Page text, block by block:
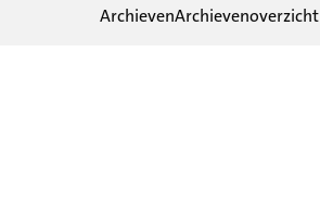
ArchievenArchievenoverzicht